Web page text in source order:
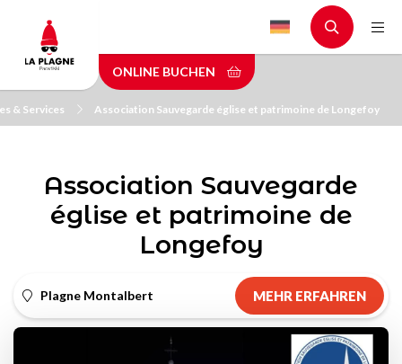
main
content
ONLINE BUCHEN
& Services Association Sauvegarde église et patrimoine de Longefoy
Association Sauvegarde
église et patrimoine de
Longefoy
Plagne Montalbert MEHR ERFAHREN